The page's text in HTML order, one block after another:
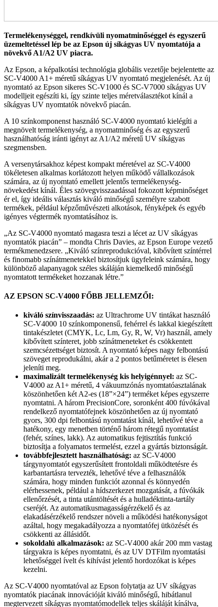
Termelékenységgel, rendkívüli nyomatminőség­gel és egyszerű
üzemeltetéssel lép be az Epson új síkágyas UV nyomtatója a
növekvő A1/A2 UV piacra.
Az Epson, a képalkotási technológia globális vezetője bejelentette az
SC-V4000 A1+ méretű síkágyas UV nyomtató megjelenését. Az új
nyomtató az Epson sikeres SC-V1000 és SC-V7000 síkágyas UV
modelljeit egészíti ki, így szinte teljes méretválasztékot kínál a
síkágyas UV nyomtatók növekvő piacán.
A 10 színkomponenst használó SC-V4000 nyomtató kielégíti a
megnövelt termelékenység, a nyomatminő­ség és az egyszerű
használhatóság iránti igényt az A1/A2 méretű UV síkágyas
szegmensben.
A versenytársakhoz képest kompakt méretével az SC-V4000
tökéletesen alkalmas korlátozott helyen működő vállalkozások
számára, az új nyomtató emel­lett jelentős termelékenység-
növekedést kínál. Éles szövegvisszaadással fokozott képminőséget
ér el, így ideális választás kiváló minőségű személyre szabott
termékek, például képzőművészeti alkotások, fényké­pek és egyéb
igényes végtermék nyomtatásához is.
„Az SC-V4000 nyomtató magasra teszi a lécet az UV síkágyas
nyomtatók piacán” – mondta Chris Davies, az Epson Europe vezető
termékmenedzsere. „Kiváló színreprodukcióval, kibővített színtérrel
és finomabb színátmenetekkel biztosítjuk ügyfeleink számára, hogy
különböző alapanyagok széles ská­láján kiemelkedő minőségű
nyomtatott termékeket hozzanak létre.”
AZ EPSON SC-V4000 FŐBB JELLEMZŐI:
kiváló színvisszaadás: az Ultrachrome UV tintákat használó
SC-V4000 10 színkomponensű, fehérrel és lakkal kiegészített
tintakészletet (CMYK, Lc, Lm, Gy, R, W, Vr) használ, amely
kibővített színteret, jobb színátmeneteket és csökkentett
szemcsézettséget biztosít. A nyomtató képes nagy felbontású
szöveget reprodukálni, akár a 2 pontos betűméretet is élesen
jeleníti meg.
maximalizált termelékenység kis helyigénnyel: az SC-
V4000 az A1+ méretű, 4 vákuumzónás nyom­tatóasztalának
köszönhetően két A2-es (18”×24”) terméket képes egyszerre
nyomtatni. A három PrecisionCore, soronként 400 fúvókával
rendelkező nyomtatófejnek köszönhetően az új nyomtató
gyors, 300 dpi felbontású nyomtatást kínál, lehetővé téve a
hatékony, egy menetben történő három rétegű nyomtatást
(fehér, színes, lakk). Az automatikus fejtisztítás funkció
biztosítja a folyamatos termelést, ezzel a gyártás biztonságát.
továbbfejlesztett használhatóság: az SC-V4000
tárgynyomtatót egyszerűsített frontoldali működte­tésre és
karbantartásra tervezték, lehetővé téve a felhasználók
számára, hogy minden funkciót azonnal és könnyedén
elérhessenek, például a hídszerkezet mozgatását, a fúvókák
ellenőrzését, a tinta utántölté­sét és a hulladéktinta-tartály
cseréjét. Az automatikusmagasságérzékelő és az
elakadásérzékelő rendszer növeli a működési hatékonyságot
azáltal, hogy meg­akadályozza a nyomtatófej ütközését és
csökkenti az állásidőt.
sokoldalú alkalmazások: az SC-V4000 akár 200 mm vastag
tárgyakra is képes nyomtatni, és az UV DTFilm nyomtatási
lehetőséggel ívelt és kihívást jelen­tő hordozókat is képes
kezelni.
Az SC-V4000 nyomtatóval az Epson folytatja az UV síkágyas
nyomtatók piacának innovációját kiváló minőségű, hibátlanul
megtervezett síkágyas nyomta­tómodellek teljes skáláját kínálva,